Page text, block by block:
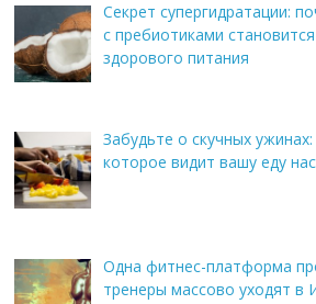
Секрет супергидратации:
с пребиотиками
здорового питания
Забудьте о скучных
которое видит вашу еду
Одна фитнес-платформа
тренеры массово уходят в